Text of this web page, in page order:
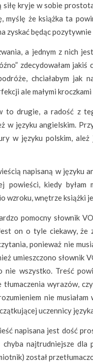
siłę kryje w sobie
myślę że książka ta
zyskać będąc
a jednym z nich
zdecydowałam
chciałabym jak
ale małymi
to drugie, a radość z
w języku angielskim.
w języku polskim, ależ
napisaną w języku
powieści, kiedy
wzroku, wnętrze książki
pomocny słownik
on o tyle ciekawy, że
ponieważ nie
umieszczono słownik
wszystko. Treść
wyrazów,
nie
uczennicy
napisana jest dość
najtrudniejsze dla
został